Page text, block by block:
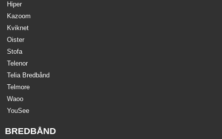
Hiper
Kazoom
Kviknet
Oister
Stofa
Telenor
Telia Bredbånd
Telmore
Waoo
YouSee
BREDBÅND